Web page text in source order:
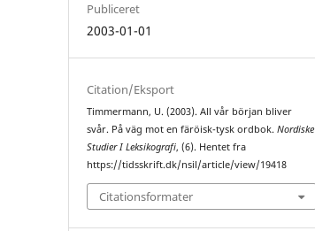
Publiceret
2003-01-01
Citation/Eksport
Timmermann, U. (2003). All vår början bliver
svår. På väg mot en färöisk-tysk ordbok.Nordiske
Studier I Leksikografi, (6). Hentet fra
https://tidsskrift.dk/nsil/article/view/19418
Citationsformater